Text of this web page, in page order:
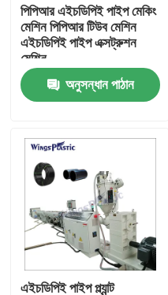
মান নিয়ন্ত্রণ
যোগাযোগ করুন
প্লাস্টিক পাইপ এক্সট্রুডার মেশিন
প্লাস্টিক পাইপ এক্সট্রুশন লাইন
প্লাস্টিক টিউব এক্সট্রুডার মেশিন
এইচডিপিই পাইপ এক্সট্রুডার মেশিন
পিপিআর এইচডিপিই পাইপ মেকিং
মেশিন পিপিআর টিউব মেশিন
এইচডিপিই পাইপ এক্সট্রুশন
মেশিন
অনুসন্ধান পাঠান
এইচডিপিই পাইপ প্ল্যান্ট